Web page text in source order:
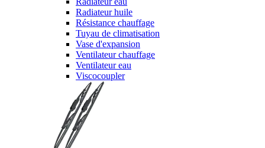
Radiateur huile
Résistance chauffage
Tuyau de climatisation
Vase d'expansion
Ventilateur chauffage
Ventilateur eau
Viscocoupler